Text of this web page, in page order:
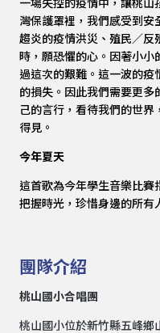
一場失控的疫情中，讓桃山
灣保護罩裡，我們感受到安
趨炎的疫情洪災、殖民／
時，願恐懼的心。因著小
過這次的艱難。這一波的疫
的損失。因此我們需要更多
己的言行，看待我們的世界
得見。
今年夏天
這首歌為今年學生音樂比賽
把握時光，珍惜身邊的所有
團隊介紹
桃山國小合唱團
桃山國小位於新竹縣五峰鄉